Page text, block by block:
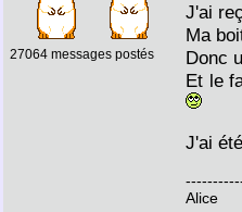
27064 messages postés
J'ai
Ma
Donc
Et le
J'ai
Alice